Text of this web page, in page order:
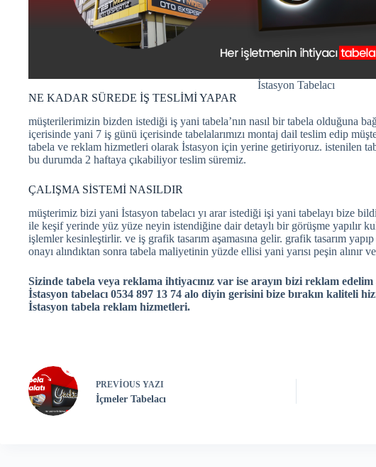
İstasyon Tabelacı
NE KADAR SÜREDE İŞ TESLİMİ YAPAR
müşterilerimizin bizden istediği iş yani tabela’nın nasıl bir tabela olduğuna
içerisinde yani 7 iş günü içerisinde tabelalarımızı montaj dail teslim edip
tabela ve reklam hizmetleri olarak İstasyon için yerine getiriyoruz. istenilen
bu durumda 2 haftaya çıkabiliyor teslim süremiz.
ÇALIŞMA SİSTEMİ NASILDIR
müşterimiz bizi yani İstasyon tabelacı yı arar istediği işi yani tabelayı bize
ile keşif yerinde yüz yüze neyin istendiğine dair detaylı bir görüşme yapılır
işlemler kesinleştirlir. ve iş grafik tasarım aşamasına gelir. grafik tasarım
onayı alındıktan sonra tabela maliyetinin yüzde ellisi yani yarısı peşin alınır
Sizinde tabela veya reklama ihtiyacınız var ise arayın bizi reklam edelim
İstasyon tabelacı 0534 897 13 74 alo diyin gerisini bize bırakın kaliteli
İstasyon tabela reklam hizmetleri.
PREVIOUS YAZI
İçmeler Tabelacı